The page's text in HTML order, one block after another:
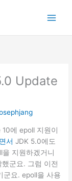
Update
에 epoll 지원이
서 JDK 5.0에도
지원하겠거니
군요. 그럼 이전
군요. epoll을 사용